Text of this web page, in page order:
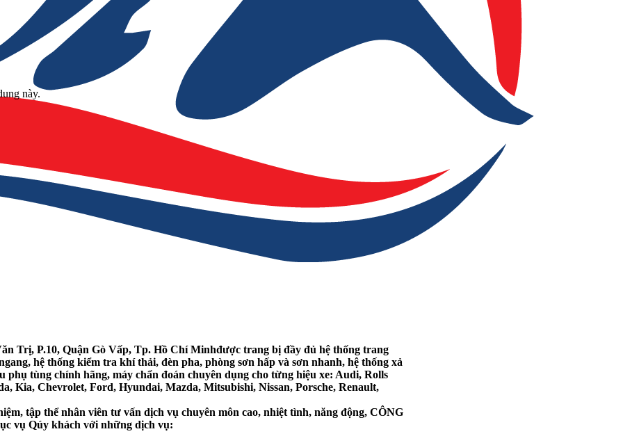
này.
Đi để về, cho để nhận
Trị, P.10, Quận Gò Vấp, Tp. Hồ Chí Minhđược trang bị đầy đủ hệ thống trang
hệ thống kiểm tra khí thải, đèn pha, phòng sơn hấp và sơn nhanh, hệ thống xả
tùng chính hãng, máy chẩn đoán chuyên dụng cho từng hiệu xe: Audi, Rolls
Kia, Chevrolet, Ford, Hyundai, Mazda, Mitsubishi, Nissan, Porsche, Renault,
tập thể nhân viên tư vấn dịch vụ chuyên môn cao, nhiệt tình, năng động, CÔNG
vụ Qúy khách với những dịch vụ: